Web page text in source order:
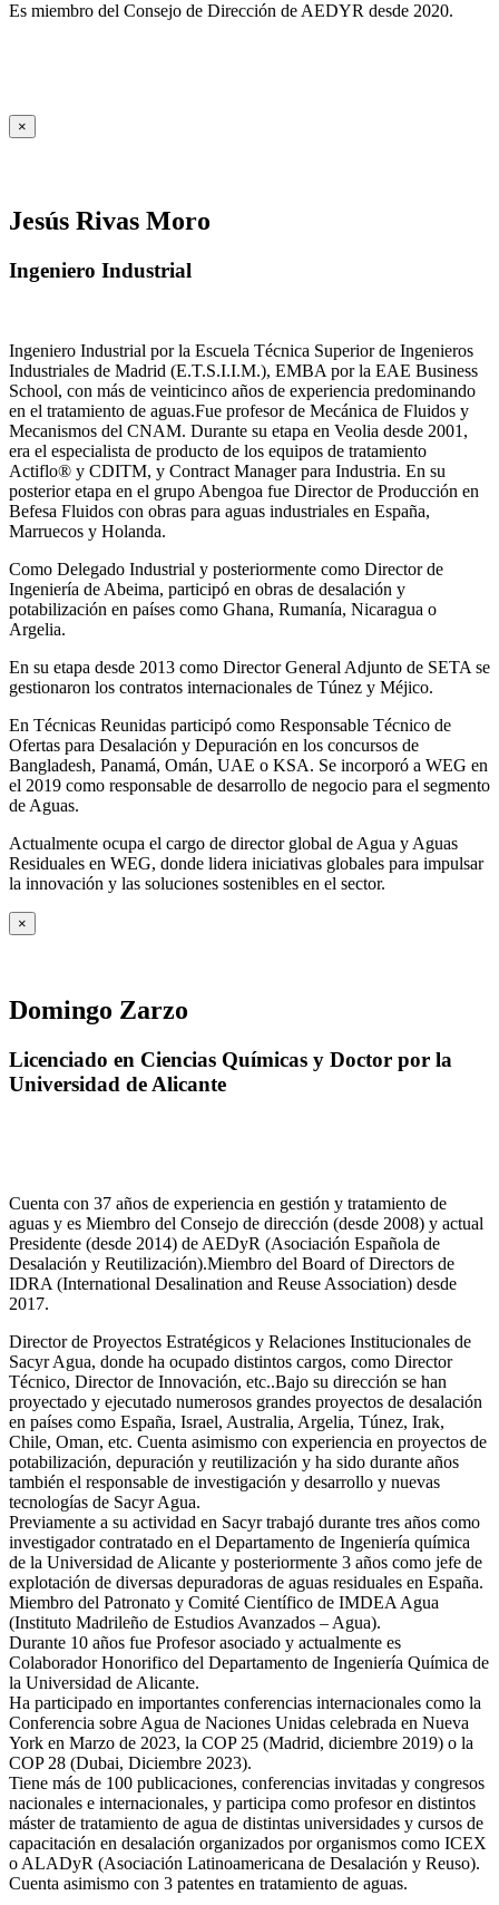
Es miembro del Consejo de Dirección de AEDYR desde 2020.
×
Jesús Rivas Moro
Ingeniero Industrial
Ingeniero Industrial por la Escuela Técnica Superior de Ingenieros
Industriales de Madrid (E.T.S.I.I.M.), EMBA por la EAE Business
School, con más de veinticinco años de experiencia predominando
en el tratamiento de aguas.Fue profesor de Mecánica de Fluidos y
Mecanismos del CNAM. Durante su etapa en Veolia desde 2001,
era el especialista de producto de los equipos de tratamiento
Actiflo® y CDITM, y Contract Manager para Industria. En su
posterior etapa en el grupo Abengoa fue Director de Producción en
Befesa Fluidos con obras para aguas industriales en España,
Marruecos y Holanda.
Como Delegado Industrial y posteriormente como Director de
Ingeniería de Abeima, participó en obras de desalación y
potabilización en países como Ghana, Rumanía, Nicaragua o
Argelia.
En su etapa desde 2013 como Director General Adjunto de SETA se
gestionaron los contratos internacionales de Túnez y Méjico.
En Técnicas Reunidas participó como Responsable Técnico de
Ofertas para Desalación y Depuración en los concursos de
Bangladesh, Panamá, Omán, UAE o KSA. Se incorporó a WEG en
el 2019 como responsable de desarrollo de negocio para el segmento
de Aguas.
Actualmente ocupa el cargo de director global de Agua y Aguas
Residuales en WEG, donde lidera iniciativas globales para impulsar
la innovación y las soluciones sostenibles en el sector.
×
Domingo Zarzo
Licenciado en Ciencias Químicas y Doctor por la
Universidad de Alicante
Cuenta con 37 años de experiencia en gestión y tratamiento de
aguas y es Miembro del Consejo de dirección (desde 2008) y actual
Presidente (desde 2014) de AEDyR (Asociación Española de
Desalación y Reutilización).Miembro del Board of Directors de
IDRA (International Desalination and Reuse Association) desde
2017.
Director de Proyectos Estratégicos y Relaciones Institucionales de
Sacyr Agua, donde ha ocupado distintos cargos, como Director
Técnico, Director de Innovación, etc..Bajo su dirección se han
proyectado y ejecutado numerosos grandes proyectos de desalación
en países como España, Israel, Australia, Argelia, Túnez, Irak,
Chile, Oman, etc. Cuenta asimismo con experiencia en proyectos de
potabilización, depuración y reutilización y ha sido durante años
también el responsable de investigación y desarrollo y nuevas
tecnologías de Sacyr Agua.
Previamente a su actividad en Sacyr trabajó durante tres años como
investigador contratado en el Departamento de Ingeniería química
de la Universidad de Alicante y posteriormente 3 años como jefe de
explotación de diversas depuradoras de aguas residuales en España.
Miembro del Patronato y Comité Científico de IMDEA Agua
(Instituto Madrileño de Estudios Avanzados – Agua).
Durante 10 años fue Profesor asociado y actualmente es
Colaborador Honorifico del Departamento de Ingeniería Química de
la Universidad de Alicante.
Ha participado en importantes conferencias internacionales como la
Conferencia sobre Agua de Naciones Unidas celebrada en Nueva
York en Marzo de 2023, la COP 25 (Madrid, diciembre 2019) o la
COP 28 (Dubai, Diciembre 2023).
Tiene más de 100 publicaciones, conferencias invitadas y congresos
nacionales e internacionales, y participa como profesor en distintos
máster de tratamiento de agua de distintas universidades y cursos de
capacitación en desalación organizados por organismos como ICEX
o ALADyR (Asociación Latinoamericana de Desalación y Reuso).
Cuenta asimismo con 3 patentes en tratamiento de aguas.